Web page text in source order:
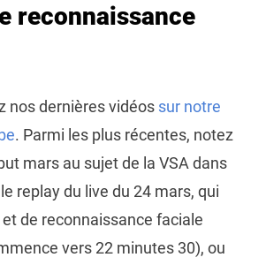
reconnaissance
nos dernières vidéos sur notre
. Parmi les plus récentes, notez
mars au sujet de la VSA dans
replay du live du 24 mars, qui
de reconnaissance faciale
vers 22 minutes 30), ou